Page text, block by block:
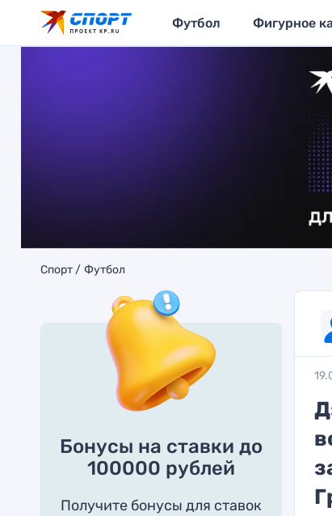
Футбол Фигурное
Спорт Футбол
Бонусы на ставки до
100000 рублей
Получите бонусы для ставок